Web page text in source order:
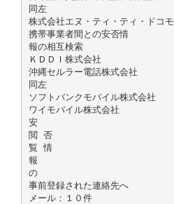
同左
株式会社エヌ・ティ・ティ・ドコモ
携帯事業者間との安否情
報の相互検索
ＫＤＤＩ株式会社
沖縄セルラー電話株式会社
同左
ソフトバンクモバイル株式会社
ワイモバイル株式会社
安
閲 否
覧 情
報
の
事前登録された連絡先へ
メール：１０件